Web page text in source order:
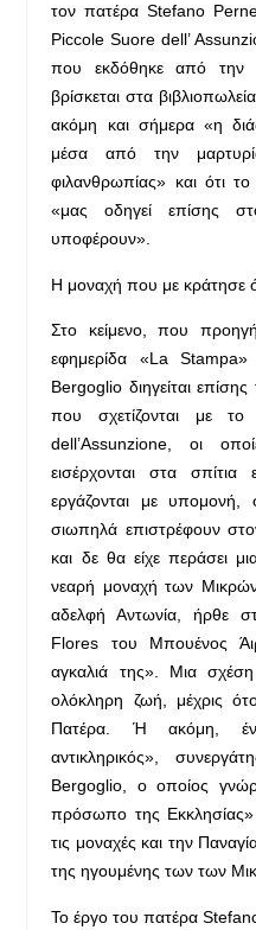
τον πατέρα Stefano
Piccole Suore dell’
που εκδόθηκε από την
βρίσκεται στα
ακόμη και σήμερα «η
μέσα από την
φιλανθρωπίας» και ότι
«μας οδηγεί επίσης
υποφέρουν».
Η μοναχή που με κράτησε
Στο κείμενο, που
εφημερίδα «La
Bergoglio διηγείται
που σχετίζονται με
dell’Assunzione, οι
εισέρχονται στα
εργάζονται με υπομονή,
σιωπηλά επιστρέφουν
και δε θα είχε περάσει
νεαρή μοναχή των
αδελφή Αντωνία, ήρθε
Flores του Μπουένος
αγκαλιά της». Μια
ολόκληρη ζωή, μέχρις
Πατέρα. Ή ακόμη,
αντικληρικός»,
Bergoglio, ο οποίος
πρόσωπο της Εκκλησίας»
τις μοναχές και την
της ηγουμένης των των
Το έργο του πατέρα